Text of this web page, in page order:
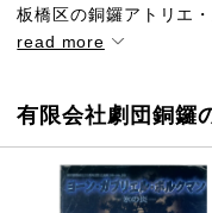
板橋区の銅鑼アトリエ
read more
有限会社劇団銅鑼